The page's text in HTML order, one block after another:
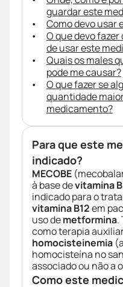
guardar este
Como devo usar
O que devo
de usar este
Quais os males
pode me causar?
O que fazer se
quantidade
medicamento?
Para que este
indicado?
MECOBE
à base devitamina
indicado para o
vitamina B12em
uso demetformina.
como terapia
homocisteinemia
homocisteína no
associado ou não a
Como este